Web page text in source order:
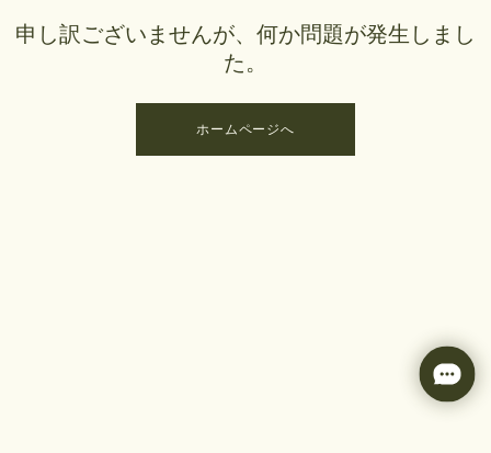
申し訳ございませんが、何か問題が発生しまし
た。
ホームページへ